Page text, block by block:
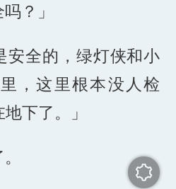
？」
安全的，绿灯侠和小
，这里根本没人检
下了。」